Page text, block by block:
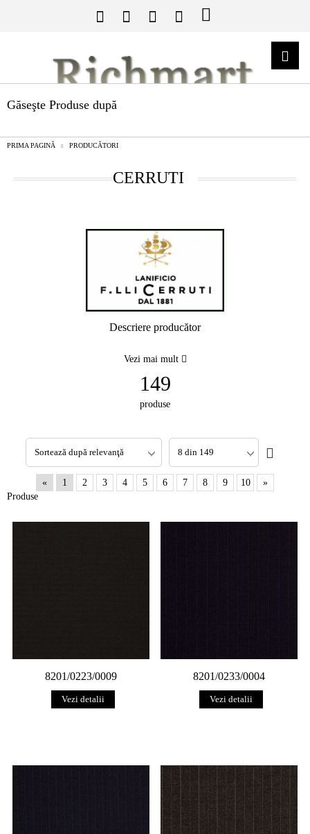
Găseşte Produse după
PRIMA PAGINĂ PRODUCĂTORI
CERRUTI
Descriere producător
Vezi mai mult
149
produse
« 1 2 3 4 5 6 7 8 9 10
»
Produse
8201/0223/0009
Vezi detalii
8201/0233/0004
Vezi detalii